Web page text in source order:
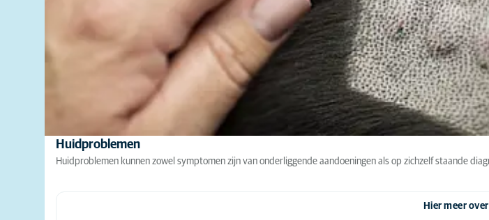
Huidproblemen
Huidproblemen kunnen zowel symptomen zijn van onderliggende aandoeningen als op zichzelf staande
Hier meer